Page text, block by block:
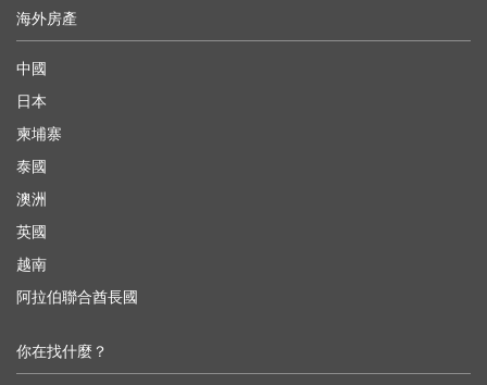
海外房產
中國
日本
柬埔寨
泰國
澳洲
英國
越南
阿拉伯聯合酋長國
你在找什麼？